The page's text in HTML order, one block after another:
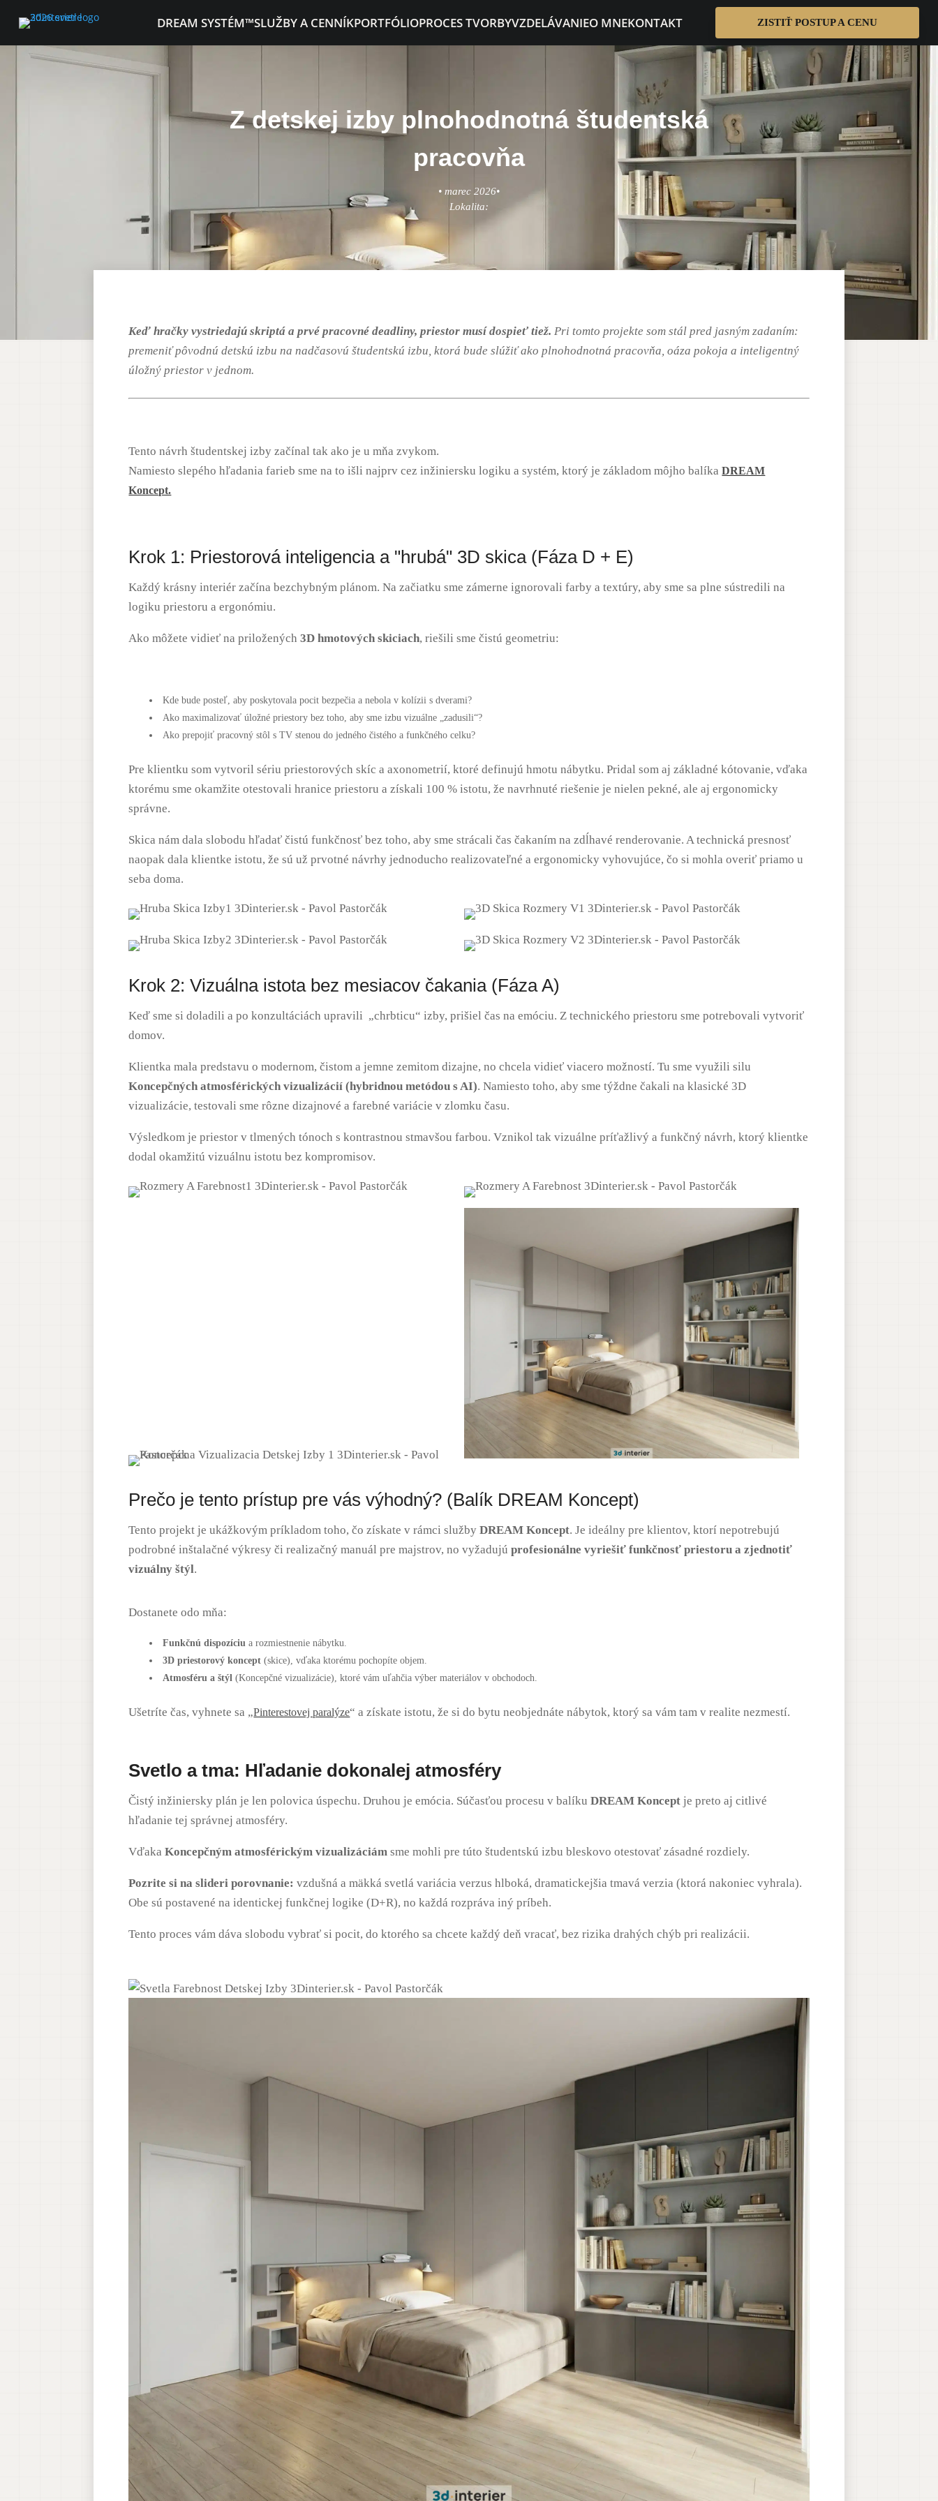
DREAM SYSTÉM™SLUŽBY A CENNÍKPORTFÓLIOPROCES TVORBYVZDELÁVANIEO MNEKONTAKT ZISTIŤ POSTUP A CENU
Z detskej izby plnohodnotná študentská
pracovňa
• marec 2026•
Lokalita:
Keď hračky vystriedajú skriptá a prvé pracovné deadliny, priestor musí dospieť tiež. Pri tomto projekte som stál pred jasným zadaním:
premeniť pôvodnú detskú izbu na nadčasovú študentskú izbu, ktorá bude slúžiť ako plnohodnotná pracovňa, oáza pokoja a inteligentný
úložný priestor v jednom.
Tento návrh študentskej izby začínal tak ako je u mňa zvykom.
Namiesto slepého hľadania farieb sme na to išli najprv cez inžiniersku logiku a systém, ktorý je základom môjho balíkaDREAM
Koncept.
Krok 1: Priestorová inteligencia a "hrubá" 3D skica (Fáza D + E)
Každý krásny interiér začína bezchybným plánom.Na začiatku sme zámerne ignorovali farby a textúry, aby sme sa plne sústredili na
logiku priestoru a ergonómiu.
Ako môžete vidieť na priložených3D hmotových skiciach, riešili sme čistú geometriu:
Kde bude posteľ, aby poskytovala pocit bezpečia a nebola v kolízii s dverami?
Ako maximalizovať úložné priestory bez toho, aby sme izbu vizuálne „zadusili“?
Ako prepojiť pracovný stôl s TV stenou do jedného čistého a funkčného celku?
Pre klientku som vytvoril sériu priestorových skíc a axonometrií, ktoré definujú hmotu nábytku. Pridal som aj základné kótovanie, vďaka
ktorému sme okamžite otestovali hranice priestoru a získali 100 % istotu, že navrhnuté riešenie je nielen pekné, ale aj ergonomicky
správne.
Skica nám dala slobodu hľadať čistú funkčnosť bez toho, aby sme strácali čas čakaním na zdĺhavé renderovanie. A technická presnosť
naopak dala klientke istotu, že sú už prvotné návrhy jednoducho realizovateľné a ergonomicky vyhovujúce, čo si mohla overiť priamo u
seba doma.
Krok 2: Vizuálna istota bez mesiacov čakania (Fáza A)
Keď sme si doladili a po konzultáciách upravili „chrbticu“ izby, prišiel čas na emóciu. Z technického priestoru sme potrebovali vytvoriť
domov.
Klientka mala predstavu o modernom, čistom a jemne zemitom dizajne, no chcela vidieť viacero možností.Tu sme využili silu
Koncepčných atmosférických vizualizácií (hybridnou metódou s AI).Namiesto toho, aby sme týždne čakali na klasické 3D
vizualizácie, testovali sme rôzne dizajnové a farebné variácie v zlomku času.
Výsledkom je priestor v tlmených tónoch s kontrastnou stmavšou farbou.Vznikol tak vizuálne príťažlivý a funkčný návrh, ktorý klientke
dodal okamžitú vizuálnu istotu bez kompromisov.
Prečo je tento prístup pre vás výhodný? (Balík DREAM Koncept)
Tento projekt je ukážkovým príkladom toho, čo získate v rámci službyDREAM Koncept.Je ideálny pre klientov, ktorí nepotrebujú
podrobné inštalačné výkresy či realizačný manuál pre majstrov, no vyžadujúprofesionálne vyriešiť funkčnosť priestoru a zjednotiť
vizuálny štýl.
Dostanete odo mňa:
Funkčnú dispozíciu a rozmiestnenie nábytku.
3D priestorový koncept (skice), vďaka ktorému pochopíte objem.
Atmosféru a štýl (Koncepčné vizualizácie), ktoré vám uľahčia výber materiálov v obchodoch.
Ušetríte čas, vyhnete sa „Pinterestovej paralýze“a získate istotu, že si do bytu neobjednáte nábytok, ktorý sa vám tam v realite nezmestí.
Svetlo a tma: Hľadanie dokonalej atmosféry
Čistý inžiniersky plán je len polovica úspechu. Druhou je emócia. Súčasťou procesu v balíkuDREAM Koncept je preto aj citlivé
hľadanie tej správnej atmosféry.
VďakaKoncepčným atmosférickým vizualizáciám sme mohli pre túto študentskú izbu bleskovo otestovať zásadné rozdiely.
Pozrite si na slideri porovnanie: vzdušná a mäkká svetlá variácia verzus hlboká, dramatickejšia tmavá verzia (ktorá nakoniec vyhrala).
Obe sú postavené na identickej funkčnej logike (D+R), no každá rozpráva iný príbeh.
Tento proces vám dáva slobodu vybrať si pocit, do ktorého sa chcete každý deň vracať, bez rizika drahých chýb pri realizácii.